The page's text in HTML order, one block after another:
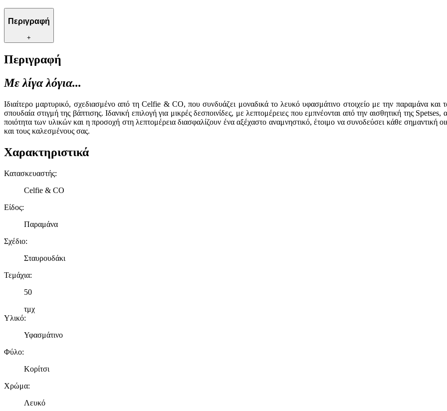
Περιγραφή
+
Περιγραφή
Με λίγα λόγια...
Ιδιαίτερο μαρτυρικό, σχεδιασμένο από τη Celfie & CO, που συνδυάζει μοναδικά το λευκό υφασμάτινο στοιχείο με την παραμάνα και
σπουδαία στιγμή της βάπτισης. Ιδανική επιλογή για μικρές δεσποινίδες, με λεπτομέρειες που εμπνέονται από την αισθητική της
ποιότητα των υλικών και η προσοχή στη λεπτομέρεια διασφαλίζουν ένα αξέχαστο αναμνηστικό, έτοιμο να συνοδεύσει κάθε σημαντική
και τους καλεσμένους σας.
Χαρακτηριστικά
Κατασκευαστής:
Celfie & CO
Είδος:
Παραμάνα
Σχέδιο:
Σταυρουδάκι
Τεμάχια:
50
τμχ
Υλικό:
Υφασμάτινο
Φύλο:
Κορίτσι
Χρώμα:
Λευκό